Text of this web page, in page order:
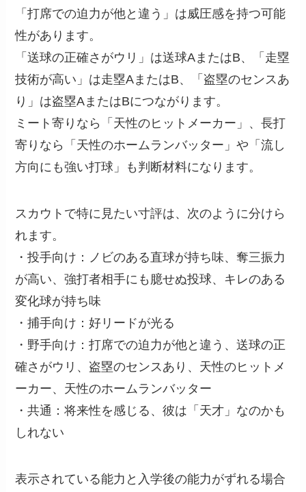
「打席での迫力が他と違う」は威圧感を持つ可能
性があります。
「送球の正確さがウリ」は送球AまたはB、「走塁
技術が高い」は走塁AまたはB、「盗塁のセンスあ
り」は盗塁AまたはBにつながります。
ミート寄りなら「天性のヒットメーカー」、長打
寄りなら「天性のホームランバッター」や「流し
方向にも強い打球」も判断材料になります。
スカウトで特に見たい寸評は、次のように分けら
れます。
・投手向け：ノビのある直球が持ち味、奪三振力
が高い、強打者相手にも臆せぬ投球、キレのある
変化球が持ち味
・捕手向け：好リードが光る
・野手向け：打席での迫力が他と違う、送球の正
確さがウリ、盗塁のセンスあり、天性のヒットメ
ーカー、天性のホームランバッター
・共通：将来性を感じる、彼は「天才」なのかも
しれない
表示されている能力と入学後の能力がずれる場合